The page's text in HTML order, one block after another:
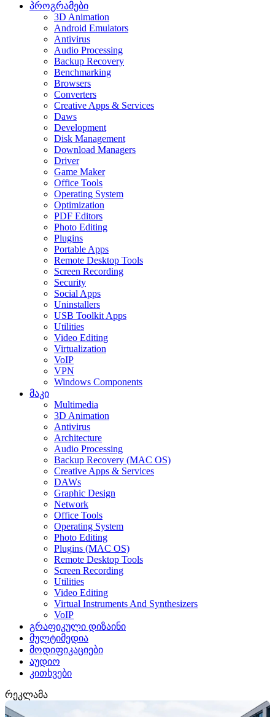
პროგრამები
3D Animation
Android Emulators
Antivirus
Audio Processing
Backup Recovery
Benchmarking
Browsers
Converters
Creative Apps & Services
Daws
Development
Disk Management
Download Managers
Driver
Game Maker
Office Tools
Operating System
Optimization
PDF Editors
Photo Editing
Plugins
Portable Apps
Remote Desktop Tools
Screen Recording
Security
Social Apps
Uninstallers
USB Toolkit Apps
Utilities
Video Editing
Virtualization
VoIP
VPN
Windows Components
მაკი
Multimedia
3D Animation
Antivirus
Architecture
Audio Processing
Backup Recovery (MAC OS)
Creative Apps & Services
DAWs
Graphic Design
Network
Office Tools
Operating System
Photo Editing
Plugins (MAC OS)
Remote Desktop Tools
Screen Recording
Utilities
Video Editing
Virtual Instruments And Synthesizers
VoIP
გრაფიკული დიზაინი
მულტიმედია
მოდიფიკაციები
აუდიო
კითხვები
რეკლამა